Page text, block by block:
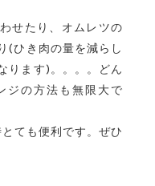
せたり、オムレツの
(ひき肉の量を減らし
ります ) 。。。。
どん
ジの方法も無限大で
ても便利です。ぜひ